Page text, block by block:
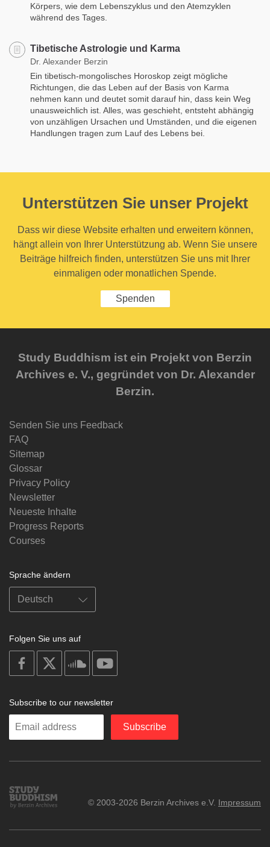
Körpers, wie dem Lebenszyklus und den Atemzyklen
während des Tages.
Tibetische Astrologie und Karma
Dr. Alexander Berzin
Ein tibetisch-mongolisches Horoskop zeigt mögliche
Richtungen, die das Leben auf der Basis von Karma
nehmen kann und deutet somit darauf hin, dass kein Weg
unausweichlich ist. Alles, was geschieht, entsteht abhängig
von unzähligen Ursachen und Umständen, und die eigenen
Handlungen tragen zum Lauf des Lebens bei.
Unterstützen Sie unser Projekt
Dass wir diese Website erhalten und erweitern können,
hängt allein von Ihrer Unterstützung ab. Wenn Sie unsere
Beiträge hilfreich finden, unterstützen Sie uns mit Ihrer
einmaligen oder monatlichen Spende.
Spenden
Study Buddhism ist ein Projekt von Berzin
Archives e. V., gegründet von Dr. Alexander
Berzin.
Senden Sie uns Feedback
FAQ
Sitemap
Glossar
Privacy Policy
Newsletter
Neueste Inhalte
Progress Reports
Courses
Sprache ändern
Folgen Sie uns auf
on
facebook
soundcloud
Subscribe to our newsletter
Enter
Subscribe
Study
Buddhism
© 2003-2026 Berzin Archives e.V. Impressum